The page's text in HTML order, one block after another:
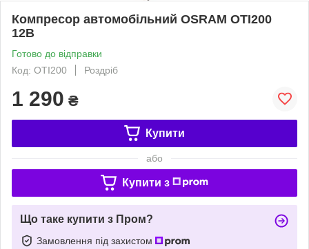
Компресор автомобільний OSRAM OTI200
12В
Готово до відправки
Код: OTI200
Роздріб
1 290 ₴
Купити
або
Купити з
Що таке купити з Пром?
Замовлення під захистом